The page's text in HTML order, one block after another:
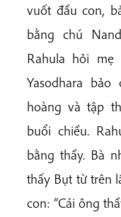
vuốt đầu con,
bằng chú
Rahula hỏi
Yasodhara
hoàng và tập
buổi chiều.
bằng thầy. Bà
thấy Bụt từ trên
con: “Cái ông